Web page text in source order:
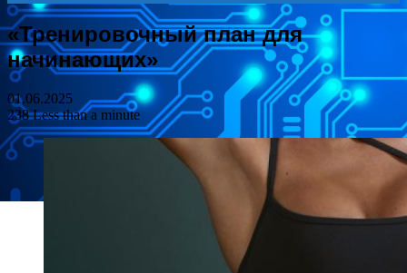
for
«Тренировочный план для
начинающих»
01.06.2025
238Less than a minute